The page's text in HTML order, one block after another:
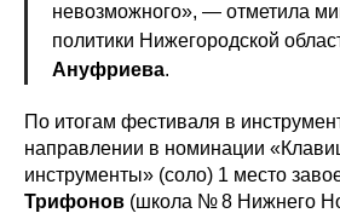
невозможного», — отметила
политики Нижегородской
Ануфриева.
По итогам фестиваля в
направлении в номинации
инструменты» (соло) 1 место
Трифонов (школа № 8 Нижнего